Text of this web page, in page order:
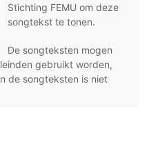
Stichting FEMU om deze
songtekst te tonen.
De songteksten mogen
gebruikt worden,
de songteksten is niet